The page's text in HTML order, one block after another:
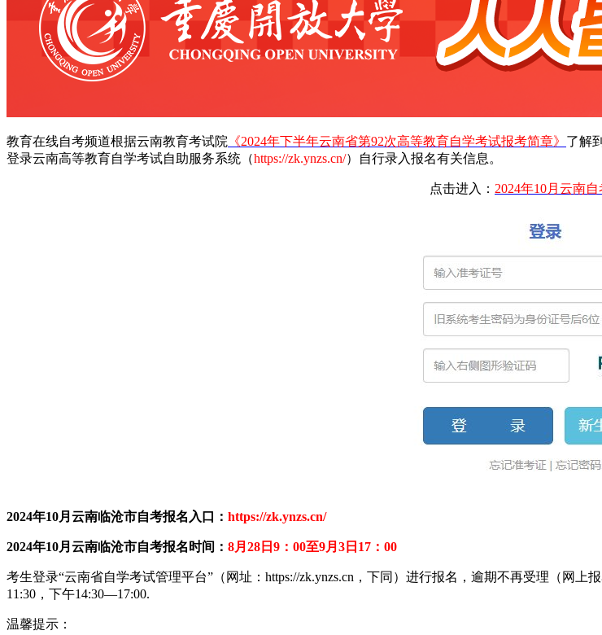
教育在线自考频道根据云南教育考试院 《2024年下半年云南省第92次高等教育自学考试报考简章》 了解
登录云南高等教育自学考试自助服务系统（https://zk.ynzs.cn/）自行录入报名有关信息。
点击进入： 2024年10月云南
2024年10月云南临沧市自考报名入口： https://zk.ynzs.cn/
2024年10月云南临沧市自考报名时间： 8月28日9：00至9月3日17：00
考生登录“云南省自学考试管理平台”（网址：https://zk.ynzs.cn，下同）进行报名，逾期不再受理（网
11:30，下午14:30—17:00.
温馨提示：